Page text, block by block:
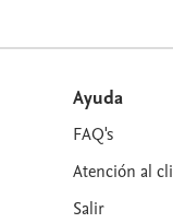
Ayuda
FAQ's
Atención al
Salir